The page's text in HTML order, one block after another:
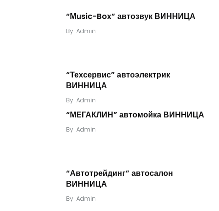
“Мusic-Box” автозвук ВИННИЦА
By Admin
“Техсервис” автоэлектрик
ВИННИЦА
By Admin
“МЕГАКЛИН” автомойка ВИННИЦА
By Admin
“Автотрейдинг” автосалон
ВИННИЦА
By Admin